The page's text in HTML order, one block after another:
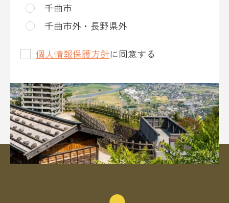
千曲市
千曲市外・長野県外
個人情報保護方針に同意する